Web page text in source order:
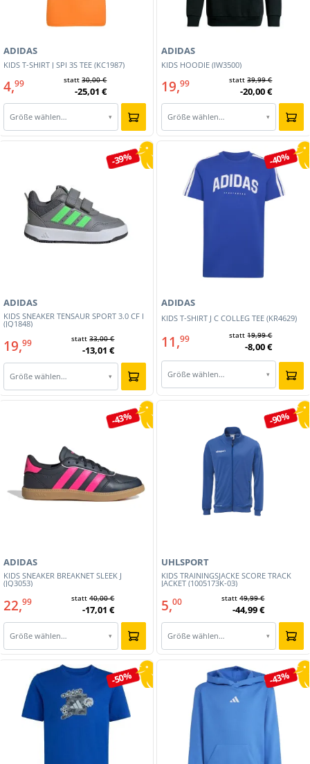
KIDS T-SHIRT J SPI 3S TEE (KC1987)
ADIDAS
4,99 statt30,00 €
-25,01 €
Größe wählen… ▾
KIDS HOODIE (IW3500)
ADIDAS
19,99 statt39,99 €
-20,00 €
Größe wählen… ▾
-39%
KIDS SNEAKER TENSAUR SPORT 3.0 CF I
(JQ1848)
ADIDAS
19,99 statt33,00 €
-13,01 €
Größe wählen… ▾
-40%
KIDS T-SHIRT J C COLLEG TEE (KR4629)
ADIDAS
11,99 statt19,99 €
-8,00 €
Größe wählen… ▾
-43%
KIDS SNEAKER BREAKNET SLEEK J
(JQ3053)
ADIDAS
22,99 statt40,00 €
-17,01 €
Größe wählen… ▾
-90%
KIDS TRAININGSJACKE SCORE TRACK
JACKET (1005173K-03)
UHLSPORT
5,00 statt49,99 €
-44,99 €
Größe wählen… ▾
-50% -43%